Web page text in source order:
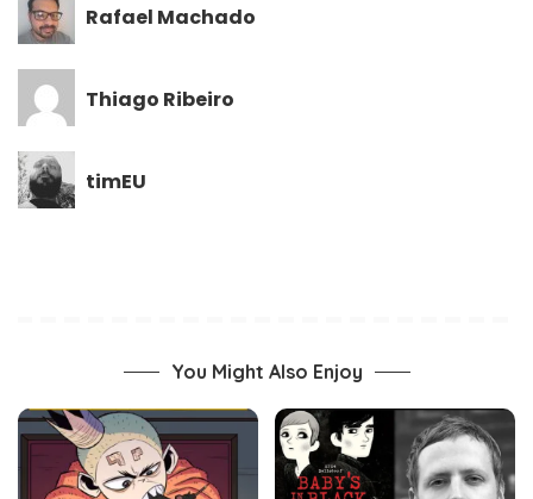
Rafael Machado
Thiago Ribeiro
timEU
You Might Also Enjoy